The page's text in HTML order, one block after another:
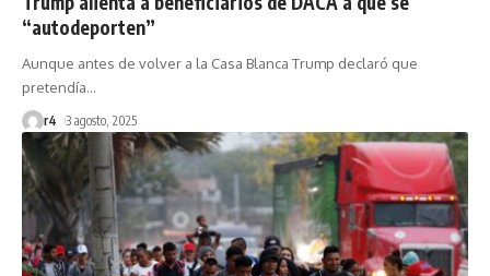
“autodeporten”
Aunque antes de volver a la Casa Blanca Trump declaró que
pretendía…
r4 3 agosto, 2025